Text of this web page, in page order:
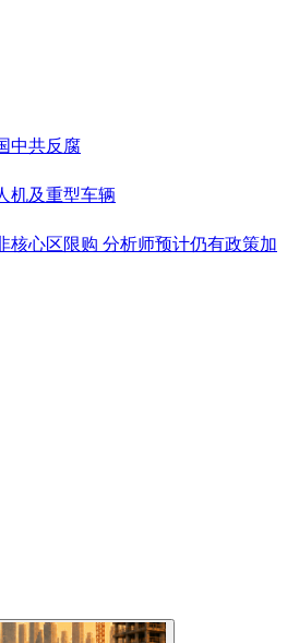
中共反腐
机及重型车辆
核心区限购 分析师预计仍有政策加